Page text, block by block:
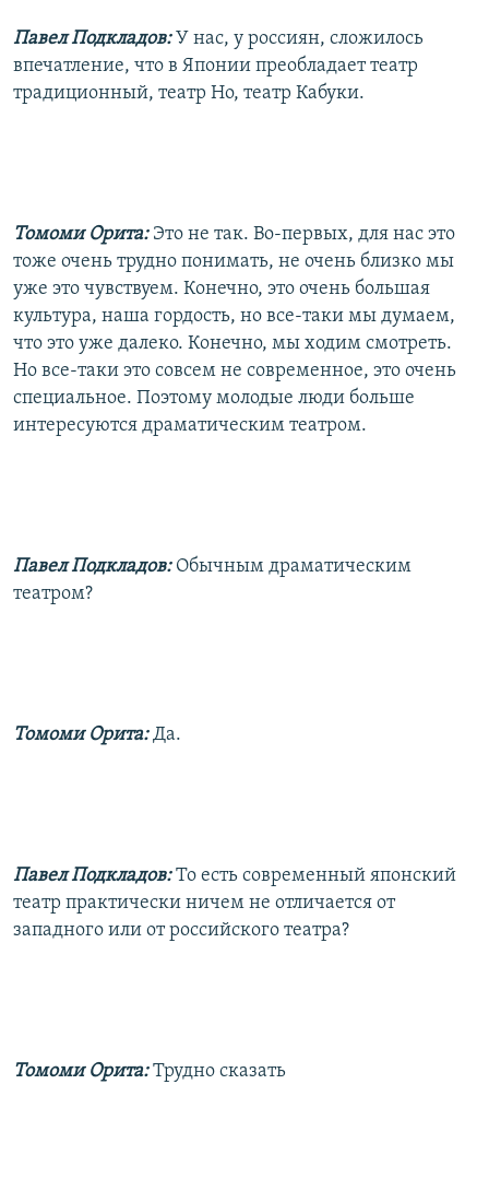
Павел Подкладов:У нас, у россиян, сложилось
впечатление, что в Японии преобладает театр
традиционный, театр Но, театр Кабуки.
Томоми Орита: Это не так. Во-первых, для нас это
тоже очень трудно понимать, не очень близко мы
уже это чувствуем. Конечно, это очень большая
культура, наша гордость, но все-таки мы думаем,
что это уже далеко. Конечно, мы ходим смотреть.
Но все-таки это совсем не современное, это очень
специальное. Поэтому молодые люди больше
интересуются драматическим театром.
Павел Подкладов: Обычным драматическим
театром?
Томоми Орита:Да.
Павел Подкладов:То есть современный японский
театр практически ничем не отличается от
западного или от российского театра?
Томоми Орита:Трудно сказать